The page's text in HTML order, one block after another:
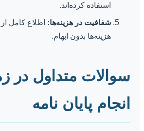
استفاده کرده‌اند.
شفافیت در هزینه‌ها: اطلاع کامل
هزینه‌ها بدون ابهام.
سوالات متداول در
انجام پایان نامه